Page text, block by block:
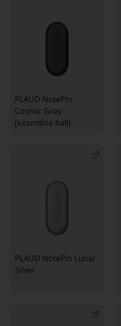
PLAUD NotePin
Cosmic Gray
(kosmiline hall)
PLAUD NotePin Lunar
Silver